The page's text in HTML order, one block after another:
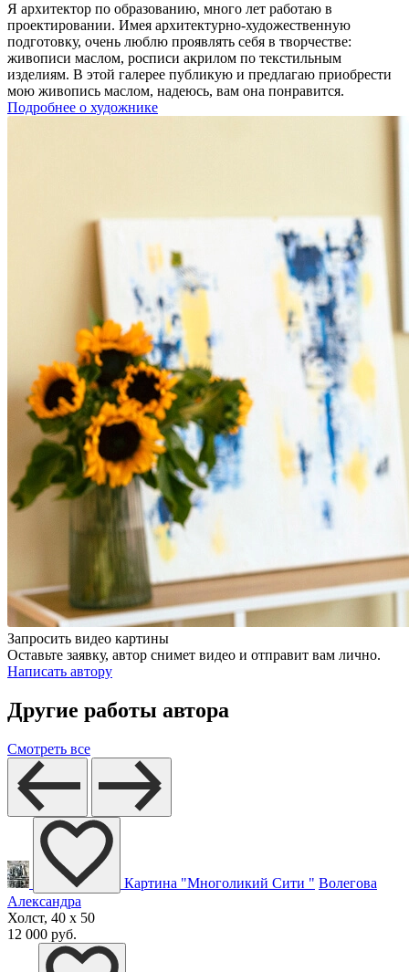
Я архитектор по образованию, много лет работаю в
проектировании. Имея архитектурно-художественную
подготовку, очень люблю проявлять себя в творчестве:
живописи маслом, росписи акрилом по текстильным
изделиям. В этой галерее публикую и предлагаю приобрести
мою живопись маслом, надеюсь, вам она понравится.
Подробнее о художнике
Запросить видео картины
Оставьте заявку, автор снимет видео и отправит вам лично.
Написать автору
Другие работы автора
Смотреть все
Картина "Многоликий Сити " Волегова
Александра
Холст, 40 x 50
12 000 руб.